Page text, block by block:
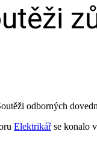
odborných
Elektrikářse konalo